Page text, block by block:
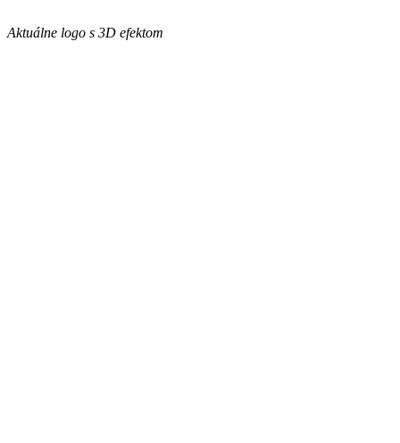
Aktuálne logo s 3D efektom